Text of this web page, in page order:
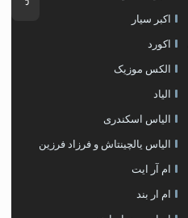
اکبر سیار
اکورد
الکس موزیک
الیاد
الیاس اسکندری
الیاس یالچینتاش و فرزاد فرزین
ام آر ایت
ام‌ ار بند